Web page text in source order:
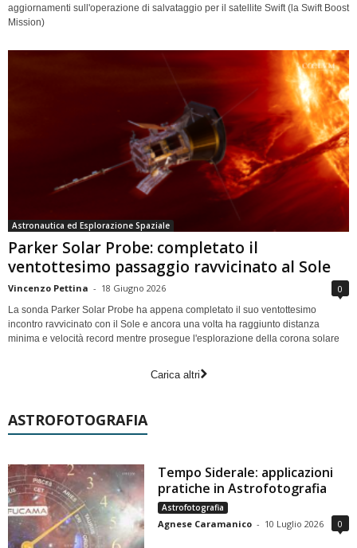
aggiornamenti sull'operazione di salvataggio per il satellite Swift (la Swift Boost
Mission)
Astronautica ed Esplorazione Spaziale
Parker Solar Probe: completato il
ventottesimo passaggio ravvicinato al Sole
Vincenzo Pettina - 18 Giugno 2026 0
La sonda Parker Solar Probe ha appena completato il suo ventottesimo
incontro ravvicinato con il Sole e ancora una volta ha raggiunto distanza
minima e velocità record mentre prosegue l'esplorazione della corona solare
Carica altri
ASTROFOTOGRAFIA
Tempo Siderale: applicazioni
pratiche in Astrofotografia
Astrofotografia
Agnese Caramanico - 10 Luglio 2026 0